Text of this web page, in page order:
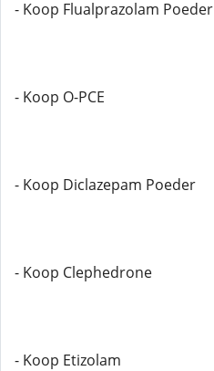
- Koop Flualprazolam Poeder
- Koop O-PCE
- Koop Diclazepam Poeder
- Koop Clephedrone
- Koop Etizolam